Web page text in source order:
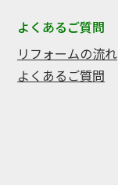
よくあるご質問
リフォームの流れ
よくあるご質問